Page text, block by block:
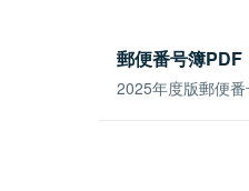
郵便番号簿PDF
2025年度版郵便番